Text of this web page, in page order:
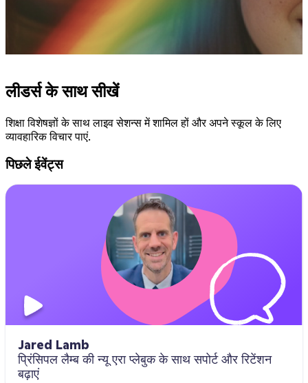
लीडर्स के साथ सीखें
शिक्षा विशेषज्ञों के साथ लाइव सेशन्स में शामिल हों और अपने स्कूल के लिए
व्यावहारिक विचार पाएं.
पिछले ईवेंट्स
Jared Lamb
प्रिंसिपल लैम्ब की न्यू एरा प्लेबुक के साथ सपोर्ट और रिटेंशन
बढ़ाएं